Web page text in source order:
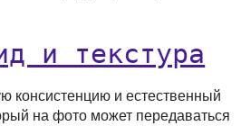
и текстура
консистенцию и естественный
на фото может передаваться